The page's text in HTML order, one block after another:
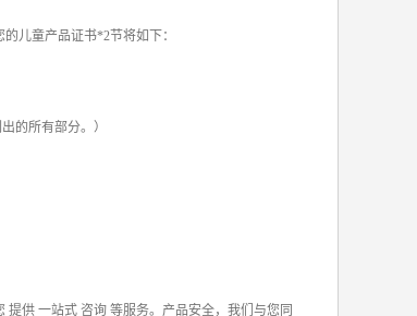
儿童产品证书*2节将如下：
的所有部分。）
供 一站式 咨询 等服务。产品安全，我们与您同